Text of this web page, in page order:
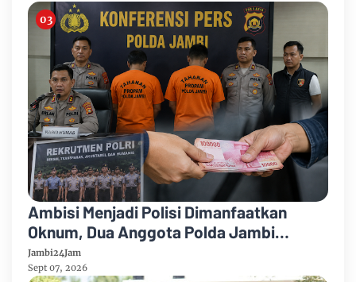
Ambisi Menjadi Polisi Dimanfaatkan
Oknum, Dua Anggota Polda Jambi
Diduga Tipu Calon Bintara dengan Janji
Kelulusan
Jambi24Jam
Sept 07, 2026